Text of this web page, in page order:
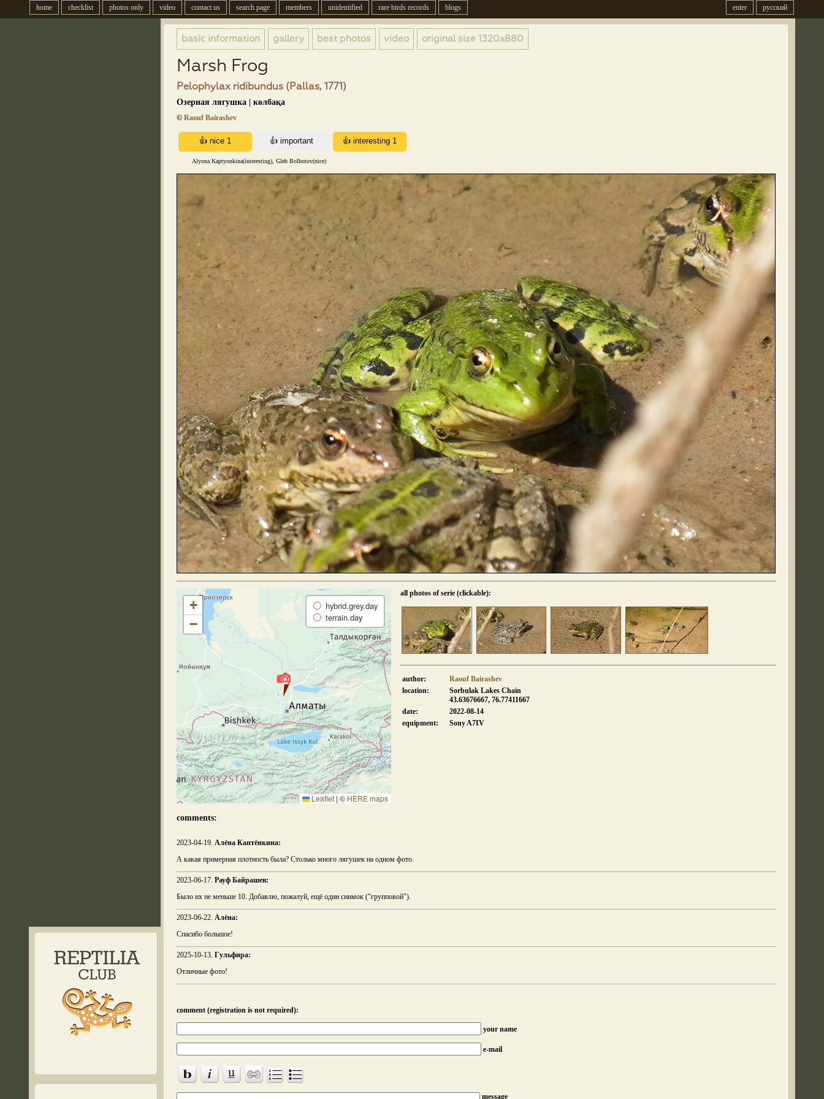
home checklist photos only video contact us search page members unidentified rare birds records blogs русский
enter
basic information gallery best photos video original size 1320x880
Marsh Frog
Pelophylax ridibundus (Pallas, 1771)
Озерная лягушка | көлбақа
© Raouf Bairashev
Alyona Kaptyonkina(interesting), Gleb Bolbotov(nice)
+
−
hybrid.grey.day
terrain.day
Leaflet | © HERE maps
all photos of serie (clickable):
author:
Raouf Bairashev
location:
Sorbulak Lakes Chain
43.63676667, 76.77411667
date:
2022-08-14
equipment:
Sony A7IV
comments:
2023-04-19. Алёна Каптёнкина:
А какая примерная плотность была? Столько много лягушек на одном фото.
2023-06-17. Рауф Байрашев:
Было их не меньше 10. Добавлю, пожалуй, ещё один снимок ("групповой").
2023-06-22. Алёна:
Спасибо большое!
2025-10-13. Гульфира:
Отличные фото!
comment (registration is not required):
your name
e-mail
message